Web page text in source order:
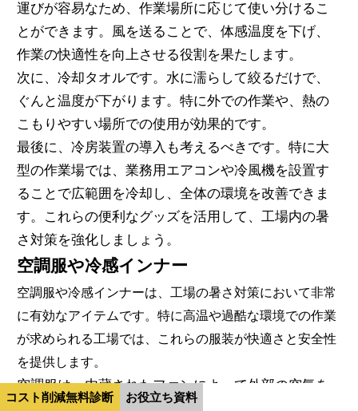
コスト削減無料診断 お役立ち資料
運びが容易なため、作業場所に応じて使い分けるこ
とができます。風を送ることで、体感温度を下げ、
作業の快適性を向上させる役割を果たします。
次に、冷却タオルです。水に濡らして絞るだけで、
ぐんと温度が下がります。特に外での作業や、熱の
こもりやすい場所での使用が効果的です。
最後に、冷房装置の導入も考えるべきです。特に大
型の作業場では、業務用エアコンや冷風機を設置す
ることで広範囲を冷却し、全体の環境を改善できま
す。これらの便利なグッズを活用して、工場内の暑
さ対策を強化しましょう。
空調服や冷感インナー
空調服や冷感インナーは、工場の暑さ対策において非常
に有効なアイテムです。特に高温や過酷な環境での作業
が求められる工場では、これらの服装が快適さと安全性
を提供します。
空調服は、内蔵されたファンによって外部の空気を